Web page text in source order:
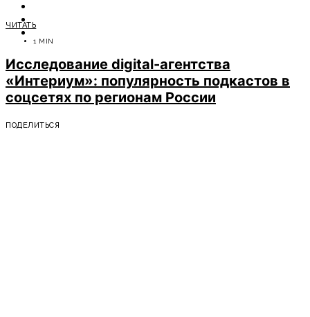
ЧИТАТЬ
1 MIN
Исследование digital-агентства
«Интериум»: популярность подкастов в
соцсетях по регионам России
ПОДЕЛИТЬСЯ